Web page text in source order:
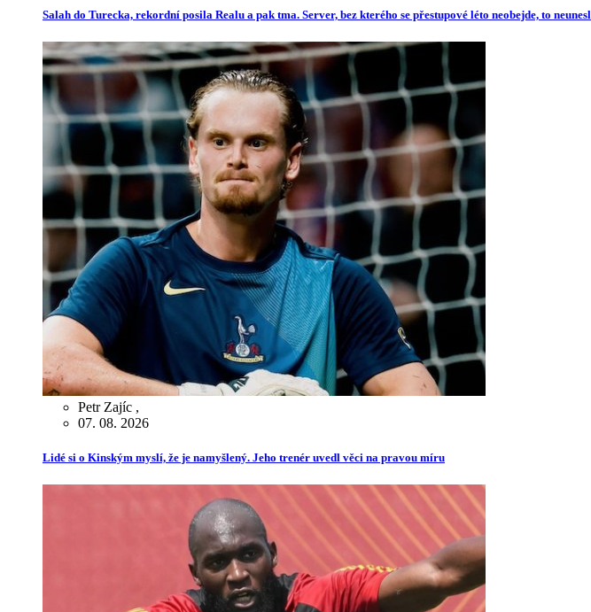
Salah do Turecka, rekordní posila Realu a pak tma. Server, bez kterého se přestupové léto neobejde, to neunesl
Petr Zajíc ,
07. 08. 2026
Lidé si o Kinským myslí, že je namyšlený. Jeho trenér uvedl věci na pravou míru